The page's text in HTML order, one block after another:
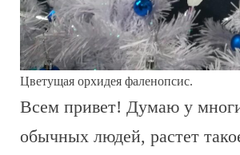
Цветущая орхидея фаленопсис.
Всем привет! Думаю у
обычных людей, растет